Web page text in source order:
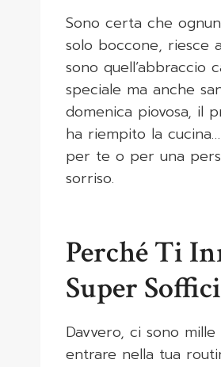
Sono certa che
solo boccone, riesce
sono quell’abbraccio
speciale ma anche
domenica piovosa, il
ha riempito la
per te o per una
sorriso.
Perché Ti
Super Soffici
Davvero, ci sono
entrare nella tua